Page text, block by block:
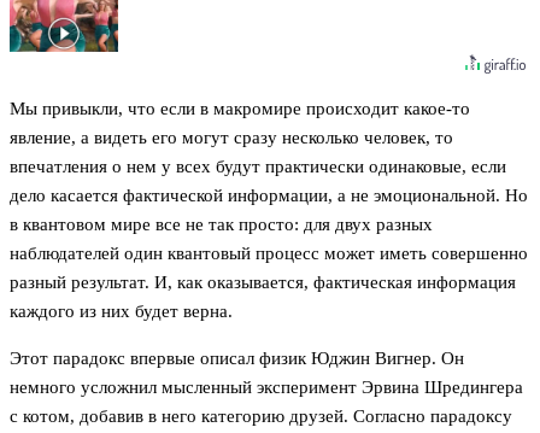
Мы привыкли, что если в макромире происходит какое-то
явление, а видеть его могут сразу несколько человек, то
впечатления о нем у всех будут практически одинаковые, если
дело касается фактической информации, а не эмоциональной. Но
в квантовом мире все не так просто: для двух разных
наблюдателей один квантовый процесс может иметь совершенно
разный результат. И, как оказывается, фактическая информация
каждого из них будет верна.
Этот парадокс впервые описал физик Юджин Вигнер. Он
немного усложнил мысленный эксперимент Эрвина Шредингера
с котом, добавив в него категорию друзей. Согласно парадоксу